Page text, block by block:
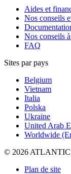
Aides et
Nos conseils
Nos conseils
FAQ
Sites par pays
Belgium
Vietnam
Italia
Polska
Ukraine
United Arab
Worldwide
© 2026 ATLANTIC
Plan de site